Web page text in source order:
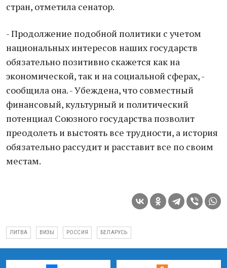
стран, отметила сенатор.
- Продолжение подобной политики с учетом
национальных интересов наших государств
обязательно позитивно скажется как на
экономической, так и на социальной сферах, -
сообщила она. - Убеждена, что совместный
финансовый, культурный и политический
потенциал Союзного государства позволит
преодолеть и выстоять все трудности, а история
обязательно рассудит и расставит все по своим
местам.
ЛИТВА ВИЗЫ РОССИЯ БЕЛАРУСЬ